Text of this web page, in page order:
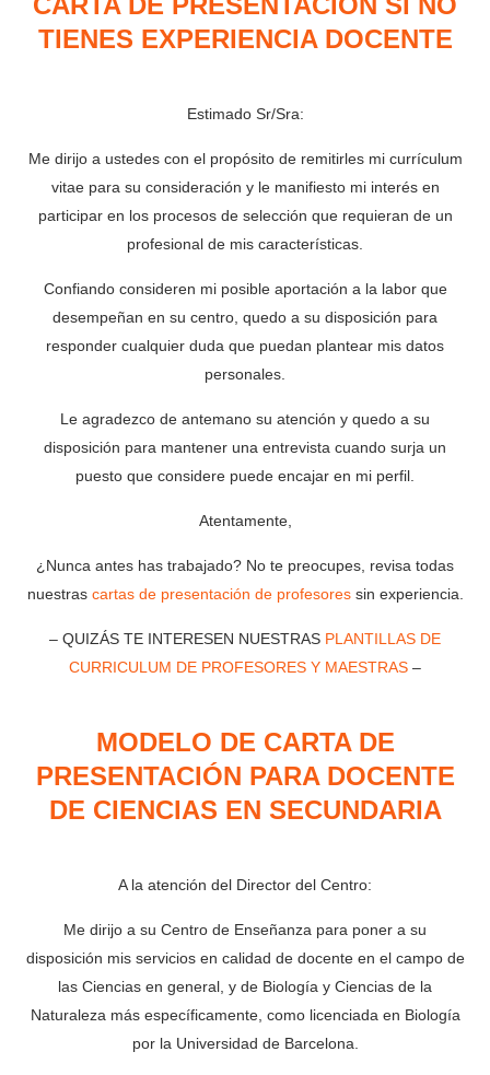
TIENES EXPERIENCIA DOCENTE
Estimado Sr/Sra:
Me dirijo a ustedes con el propósito de remitirles mi currículum
vitae para su consideración y le manifiesto mi interés en
participar en los procesos de selección que requieran de un
profesional de mis características.
Confiando consideren mi posible aportación a la labor que
desempeñan en su centro, quedo a su disposición para
responder cualquier duda que puedan plantear mis datos
personales.
Le agradezco de antemano su atención y quedo a su
disposición para mantener una entrevista cuando surja un
puesto que considere puede encajar en mi perfil.
Atentamente,
¿Nunca antes has trabajado? No te preocupes, revisa todas
nuestras cartas de presentación de profesoressin experiencia.
– QUIZÁS TE INTERESEN NUESTRAS PLANTILLAS DE
CURRICULUM DE PROFESORES Y MAESTRAS –
MODELO DE CARTA DE
PRESENTACIÓN PARA DOCENTE
DE CIENCIAS EN SECUNDARIA
A la atención del Director del Centro:
Me dirijo a su Centro de Enseñanza para poner a su
disposición mis servicios en calidad de docente en el campo de
las Ciencias en general, y de Biología y Ciencias de la
Naturaleza más específicamente, como licenciada en Biología
por la Universidad de Barcelona.